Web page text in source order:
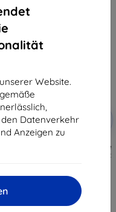
Website.
Datenverkehr
Anzeigen zu
Rabatt
mit
Gutschein
EXTRA10
TechWrap Matte Schutzfolie
mittleren Bildschirm Renault
34,90 €
Auf Lager 1 Stk.